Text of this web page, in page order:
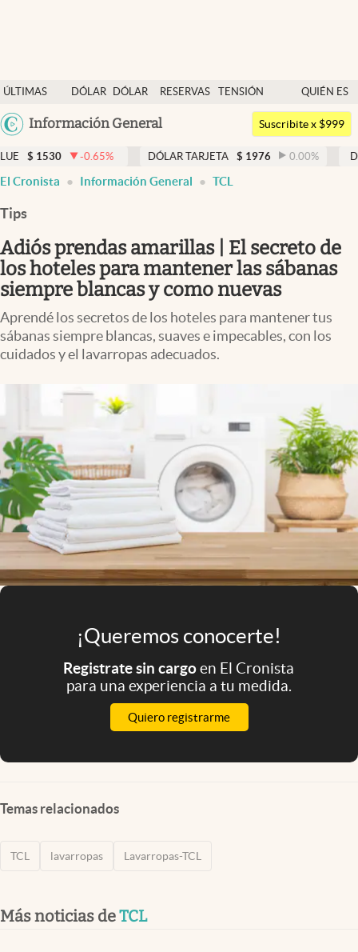
ÚLTIMAS
NOTICIAS
DÓLAR
DÓLAR
RESERVAS
TENSIÓN
GEOPOLÍTICA
QUIÉN ES
QUIÉN
Argentina
Uruguay
Información General
Dólar
Members
Economía y Política
Finanzas y Mercados
Negocios
Columnistas
Apertura
Clase
Mundial 2026
Eventos Corporativos
El Cronista Studio
Mediakit
abre en nueva pestaña
Suscribite x $999
% DÓLAR TARJETA $ 1976 0.00 % DÓLAR MEP
El Cronista Información General TCL
Tips
Adiós prendas amarillas | El secreto de
los hoteles para mantener las sábanas
siempre blancas y como nuevas
Aprendé los secretos de los hoteles para mantener tus
sábanas siempre blancas, suaves e impecables, con los
cuidados y el lavarropas adecuados.
¡Queremos conocerte!
Registrate sin cargoen El Cronista
para una experiencia a tu medida.
Quiero registrarme
Temas relacionados
TCL lavarropas Lavarropas-TCL
Más noticias deTCL